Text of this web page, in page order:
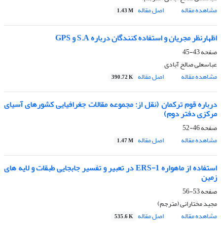
مشاهده مقاله
اصل مقاله 1.43 M
اظهارنظر مجریان و استفاده کنندگان درباره S.A و GPS
صفحه43-45
عباسعلی صالح آبادی
مشاهده مقاله
اصل مقاله 390.72 K
درباره قوم ترکمان (نقل از: مجموعه مقالات جغرافیایی کشورهای آسیای
مرکزی دفتر دوم)
صفحه46-52
مشاهده مقاله
اصل مقاله 1.47 M
استفاده از ماهواره ERS-1 در تعبیر و تفسیر جابجایی طبقات و لایه های
زمین
صفحه53-56
مجید مختارانی (مترجم)
مشاهده مقاله
اصل مقاله 535.6 K